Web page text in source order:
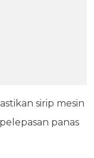
sirip mesin
panas